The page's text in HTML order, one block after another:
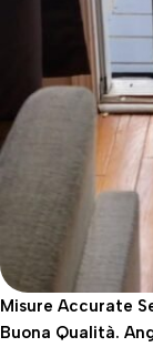
Misure Accurate
Buona Qualità.